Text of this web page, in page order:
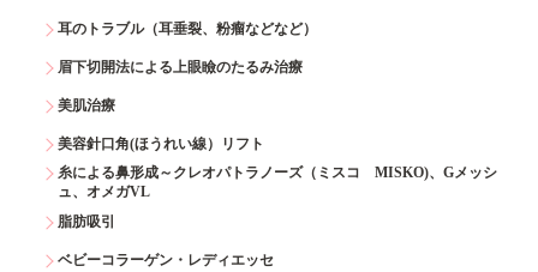
耳のトラブル（耳垂裂、粉瘤などなど）
眉下切開法による上眼瞼のたるみ治療
美肌治療
美容針口角(ほうれい線）リフト
糸による鼻形成～クレオパトラノーズ（ミスコ MISKO)、Gメッシ
ュ、オメガVL
脂肪吸引
ベビーコラーゲン・レディエッセ